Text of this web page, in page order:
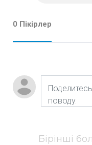
0 Пікірлер
Бірінші